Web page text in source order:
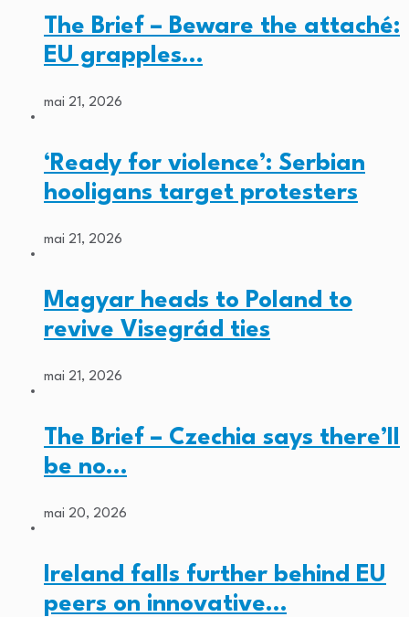
The Brief – Beware the attaché:
EU grapples…
mai 21, 2026
‘Ready for violence’: Serbian
hooligans target protesters
mai 21, 2026
Magyar heads to Poland to
revive Visegrád ties
mai 21, 2026
The Brief – Czechia says there’ll
be no…
mai 20, 2026
Ireland falls further behind EU
peers on innovative…